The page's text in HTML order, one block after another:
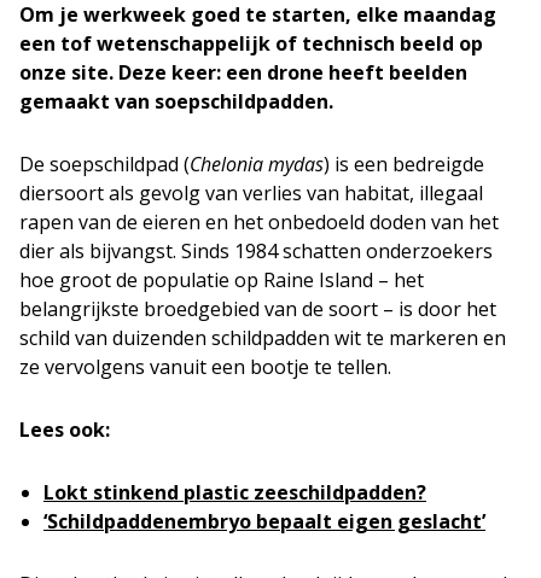
Om je werkweek goed te starten, elke maandag
een tof wetenschappelijk of technisch beeld op
onze site. Deze keer: een drone heeft beelden
gemaakt van soepschildpadden.
De soepschildpad (Chelonia mydas) is een bedreigde
diersoort als gevolg van verlies van habitat, illegaal
rapen van de eieren en het onbedoeld doden van het
dier als bijvangst. Sinds 1984 schatten onderzoekers
hoe groot de populatie op Raine Island – het
belangrijkste broedgebied van de soort – is door het
schild van duizenden schildpadden wit te markeren en
ze vervolgens vanuit een bootje te tellen.
Lees ook:
Lokt stinkend plastic zeeschildpadden?
‘Schildpaddenembryo bepaalt eigen geslacht’